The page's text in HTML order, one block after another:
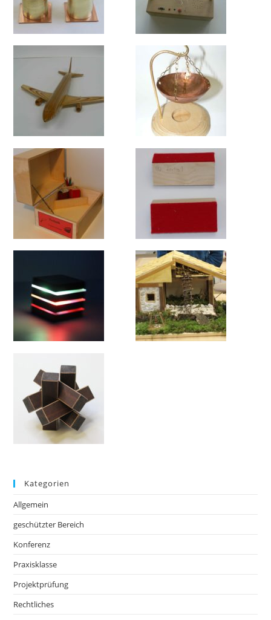
Kategorien
Allgemein
geschützter Bereich
Konferenz
Praxisklasse
Projektprüfung
Rechtliches